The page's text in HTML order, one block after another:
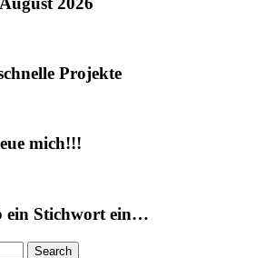
Projekte
mich!!!
ein Stichwort ein…